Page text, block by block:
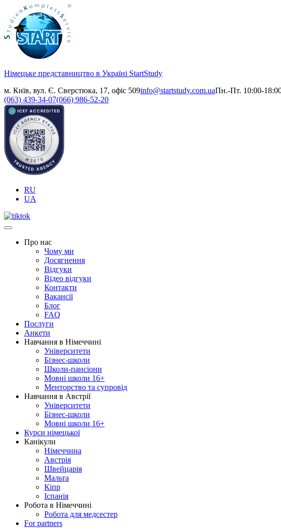
Німецьке представництво в Україні StartStudy
м. Київ, вул. Є. Сверстюка, 17, офіс 509info@startstudy.com.uaПн.-Пт. 10:00-
(063) 439-34-07(066) 986-52-20
RU
UA
Про нас
Чому ми
Досягнення
Відгуки
Відео відгуки
Контакти
Вакансії
Блог
FAQ
Послуги
Анкети
Навчання в Німеччині
Університети
Бізнес-школи
Школи-пансіони
Мовні школи 16+
Менторство та супровід
Навчання в Австрії
Університети
Бізнес-школи
Мовні школи 16+
Курси німецької
Канікули
Німеччина
Австрія
Швейцарія
Мальта
Кіпр
Іспанія
Робота в Німеччині
Робота для медсестер
For partners